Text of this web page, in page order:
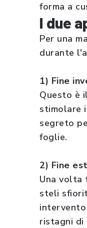
forma a
I due
Per una
durante
1) Fine
Questo è
stimolare
segreto
foglie.
2) Fine
Una volta
steli
ristagni di